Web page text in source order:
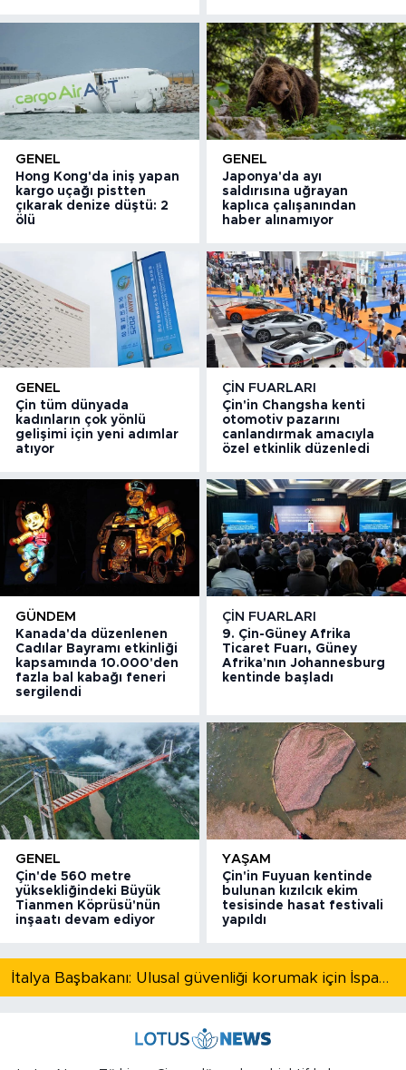
GENEL
Hong Kong'da iniş yapan
kargo uçağı pistten
çıkarak denize düştü: 2
ölü
GENEL
Japonya'da ayı
saldırısına uğrayan
kaplıca çalışanından
haber alınamıyor
GENEL
Çin tüm dünyada
kadınların çok yönlü
gelişimi için yeni adımlar
atıyor
ÇIN FUARLARI
Çin'in Changsha kenti
otomotiv pazarını
canlandırmak amacıyla
özel etkinlik düzenledi
GÜNDEM
Kanada'da düzenlenen
Cadılar Bayramı etkinliği
kapsamında 10.000'den
fazla bal kabağı feneri
sergilendi
ÇIN FUARLARI
9. Çin-Güney Afrika
Ticaret Fuarı, Güney
Afrika'nın Johannesburg
kentinde başladı
GENEL
Çin'de 560 metre
yüksekliğindeki Büyük
Tianmen Köprüsü'nün
inşaatı devam ediyor
YAŞAM
Çin'in Fuyuan kentinde
bulunan kızılcık ekim
tesisinde hasat festivali
yapıldı
İtalya Başbakanı: Ulusal güvenliği korumak için İspanya ile Schengen kapsamındaki serbest dolaşımı askıya alıyoruz